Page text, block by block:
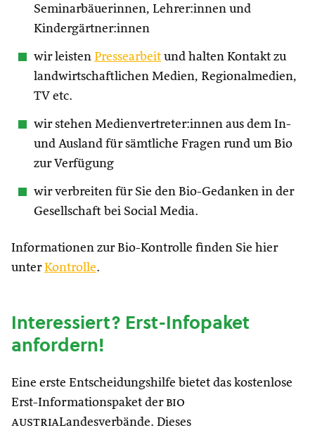
Seminarbäuerinnen, Lehrer:innen und
Kindergärtner:innen
wir leisten Pressearbeit und halten Kontakt zu
landwirtschaftlichen Medien, Regionalmedien,
TV etc.
wir stehen Medienvertreter:innen aus dem In-
und Ausland für sämtliche Fragen rund um Bio
zur Verfügung
wir verbreiten für Sie den Bio-Gedanken in der
Gesellschaft bei Social Media.
Informationen zur Bio-Kontrolle finden Sie hier
unterKontrolle.
Interessiert? Erst-Infopaket
anfordern!
Eine erste Entscheidungshilfe bietet das kostenlose
Erst-Informationspaket der bio
austriaLandesverbände. Dieses